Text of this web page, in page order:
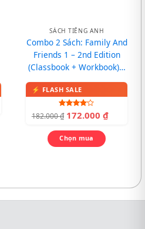
SÁCH TIẾNG ANH
Combo 2 Sách: Family And
Friends 1 – 2nd Edition
(Classbook + Workbook) –
Được
xếp hạng
sao
182.000₫ 172.000 ₫
Chọn mua